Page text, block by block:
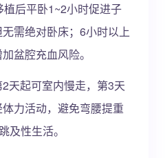
植后平卧1~2小时促进子
需绝对卧床；6小时以上
盆腔充血风险。
2天起可室内慢走，第3天
力活动，避免弯腰提重
及性生活。